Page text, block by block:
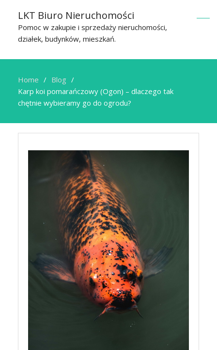
LKT Biuro Nieruchomości
Pomoc w zakupie i sprzedaży nieruchomości,
działek, budynków, mieszkań.
Home
Blog
Karp koi pomarańczowy (Ogon) – dlaczego tak
chętnie wybieramy go do ogrodu?